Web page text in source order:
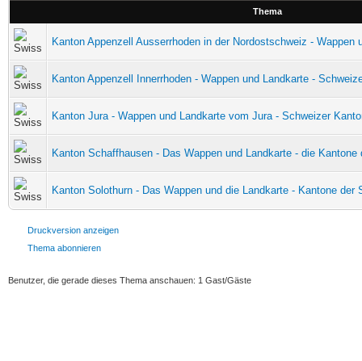
Thema
Kanton Appenzell Ausserrhoden in der Nordostschweiz - Wappen
Kanton Appenzell Innerrhoden - Wappen und Landkarte -
Kanton Jura - Wappen und Landkarte vom Jura - Schweizer
Kanton Schaffhausen - Das Wappen und Landkarte - die
Kanton Solothurn - Das Wappen und die Landkarte - Kantone der
Druckversion anzeigen
Thema abonnieren
Benutzer, die gerade dieses Thema anschauen: 1 Gast/Gäste